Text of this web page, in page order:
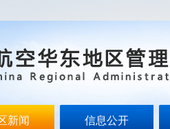
新闻 信息公开